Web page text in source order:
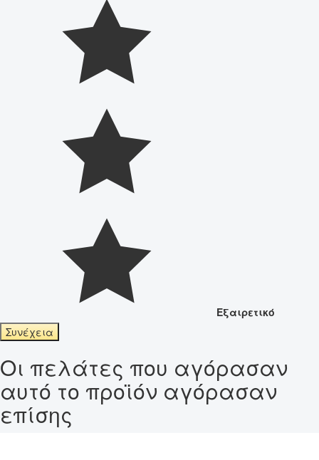
Εξαιρετικό
Συνέχεια
Οι πελάτες που αγόρασαν
αυτό το προϊόν αγόρασαν
επίσης